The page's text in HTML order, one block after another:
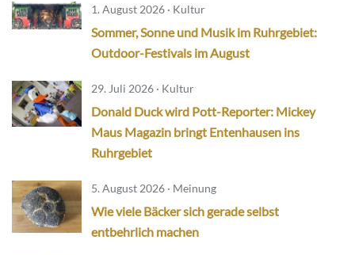
1. August 2026 · Kultur
Sommer, Sonne und Musik im Ruhrgebiet:
Outdoor-Festivals im August
29. Juli 2026 · Kultur
Donald Duck wird Pott-Reporter: Mickey
Maus Magazin bringt Entenhausen ins
Ruhrgebiet
5. August 2026 · Meinung
Wie viele Bäcker sich gerade selbst
entbehrlich machen